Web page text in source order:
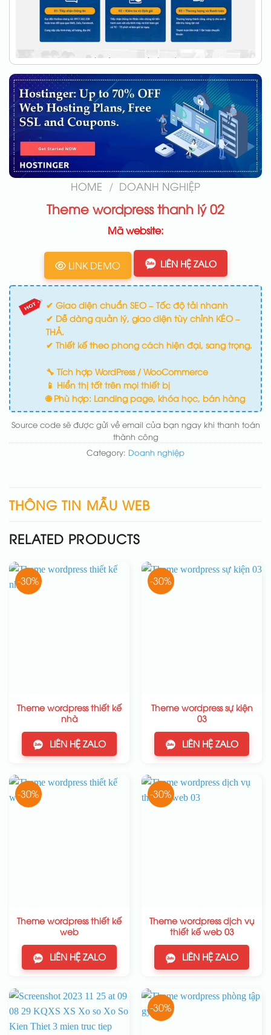
HOME / DOANH NGHIỆP
Theme wordpress thanh lý 02
Mã website:
LINK DEMO LIÊN HỆ ZALO
✔ Giao diện chuẩn SEO – Tốc độ tải nhanh
✔ Dễ dàng quản lý, giao diện tùy chỉnh KÉO –
THẢ.
✔ Thiết kế theo phong cách hiện đại, sang trọng.
🔧 Tích hợp WordPress / WooCommerce
📱 Hiển thị tốt trên mọi thiết bị
🌐 Phù hợp: Landing page, khóa học, bán hàng
Source code sẽ được gửi về email của bạn ngay khi thanh toán
thành công
Category: Doanh nghiệp
THÔNG TIN MẪU WEB
RELATED PRODUCTS
-30%
Theme wordpress thiết kế
nhà
LIÊN HỆ ZALO
-30%
Theme wordpress sự kiện
03
LIÊN HỆ ZALO
-30%
Theme wordpress thiết kế
web
LIÊN HỆ ZALO
-30%
Theme wordpress dịch vụ
thiết kế web 03
LIÊN HỆ ZALO
-30%